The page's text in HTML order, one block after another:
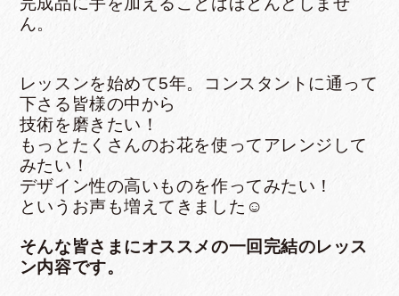
ん。
レッスンを始めて5年。コンスタントに通って
下さる皆様の中から
技術を磨きたい！
もっとたくさんのお花を使ってアレンジして
みたい！
デザイン性の高いものを作ってみたい！
というお声も増えてきました☺︎
そんな皆さまにオススメの一回完結のレッス
ン内容です。